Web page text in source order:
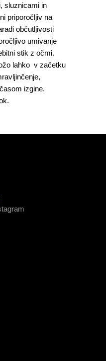
sluznicami in
priporočljiv na
občutljivosti
umivanje
stik z očmi.
lahko v začetku
izgine.